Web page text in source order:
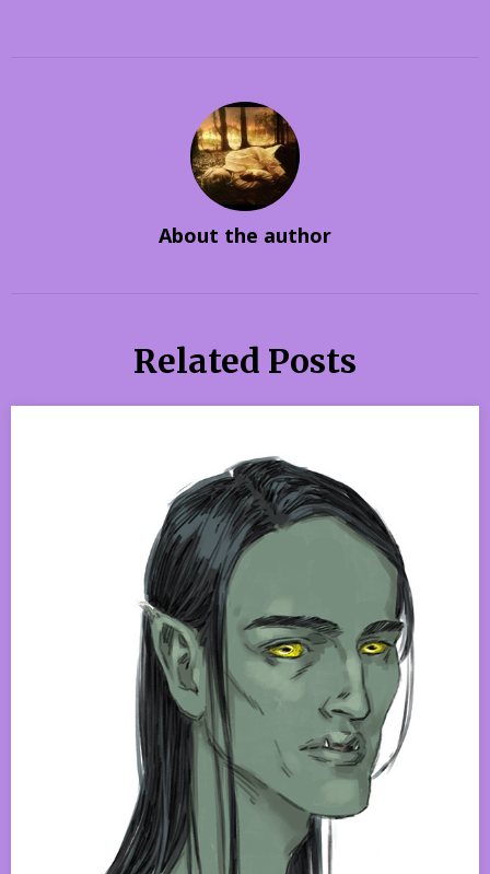
About the author
Related Posts